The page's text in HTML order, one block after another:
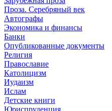
Проза. Серебряный век
Автографы
Экономика и финансы
Банки
Опубликованные документы
Религия
Православие
Католицизм
Иудаизм
Ислам
Детские книги
Юриспруденция